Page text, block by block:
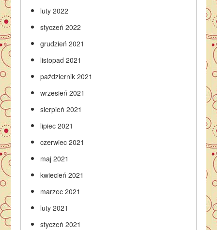
luty 2022
styczeń 2022
grudzień 2021
listopad 2021
październik 2021
wrzesień 2021
sierpień 2021
lipiec 2021
czerwiec 2021
maj 2021
kwiecień 2021
marzec 2021
luty 2021
styczeń 2021